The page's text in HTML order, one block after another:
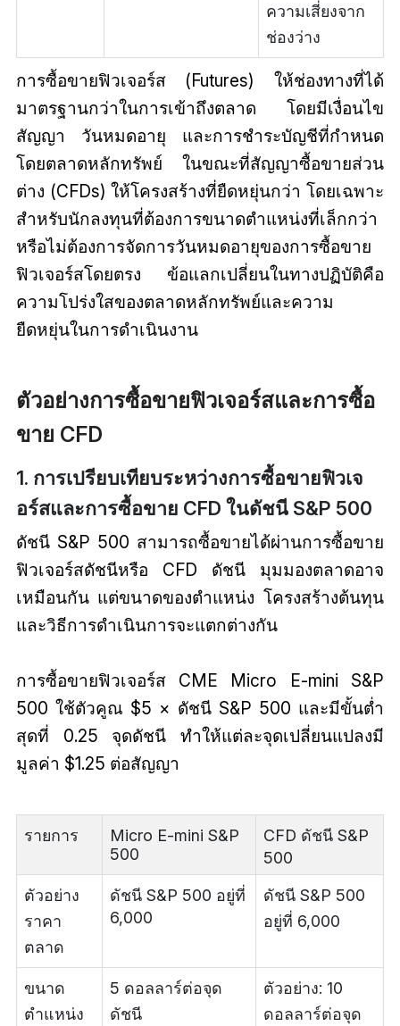
ความเสี่ยงจาก
ช่องว่าง
การซื้อขายฟิวเจอร์ส (Futures) ให้ช่องทางที่ได้
มาตรฐานกว่าในการเข้าถึงตลาด โดยมีเงื่อนไข
สัญญา วันหมดอายุ และการชำระบัญชีที่กำหนด
โดยตลาดหลักทรัพย์ ในขณะที่สัญญาซื้อขายส่วน
ต่าง (CFDs) ให้โครงสร้างที่ยืดหยุ่นกว่า โดยเฉพาะ
สำหรับนักลงทุนที่ต้องการขนาดตำแหน่งที่เล็กกว่า
หรือไม่ต้องการจัดการวันหมดอายุของการซื้อขาย
ฟิวเจอร์สโดยตรง ข้อแลกเปลี่ยนในทางปฏิบัติคือ
ความโปร่งใสของตลาดหลักทรัพย์และความ
ยืดหยุ่นในการดำเนินงาน
ตัวอย่างการซื้อขายฟิวเจอร์สและการซื้อ
ขาย CFD
1. การเปรียบเทียบระหว่างการซื้อขายฟิวเจ
อร์สและการซื้อขาย CFD ในดัชนี S&P 500
ดัชนี S&P 500 สามารถซื้อขายได้ผ่านการซื้อขาย
ฟิวเจอร์สดัชนีหรือ CFD ดัชนี มุมมองตลาดอาจ
เหมือนกัน แต่ขนาดของตำแหน่ง โครงสร้างต้นทุน
และวิธีการดำเนินการจะแตกต่างกัน
การซื้อขายฟิวเจอร์ส CME Micro E-mini S&P
500 ใช้ตัวคูณ $5 × ดัชนี S&P 500 และมีขั้นต่ำ
สุดที่ 0.25 จุดดัชนี ทำให้แต่ละจุดเปลี่ยนแปลงมี
มูลค่า $1.25 ต่อสัญญา
รายการ
Micro E-mini S&P
500
CFD ดัชนี S&P
500
ตัวอย่าง
ราคา
ตลาด
ดัชนี S&P 500 อยู่ที่
6,000
ดัชนี S&P 500
อยู่ที่ 6,000
ขนาด
ตำแหน่ง
5 ดอลลาร์ต่อจุด
ดัชนี
ตัวอย่าง: 10
ดอลลาร์ต่อจุด